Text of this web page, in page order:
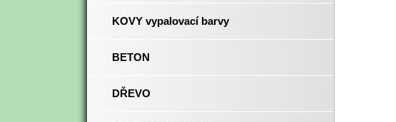
KOVY vypalovací barvy
BETON
DŘEVO